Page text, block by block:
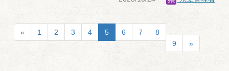
« 1 2 3 4 5 6 7
8
9
»